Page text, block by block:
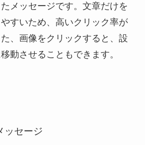
メッセージです。文章だけを
すいため、高いクリック率が
、画像をクリックすると、設
動させることもできます。
ッセージ